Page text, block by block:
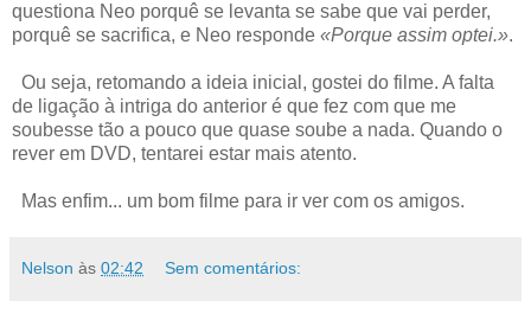
questiona Neo porquê se levanta se sabe que vai perder,
porquê se sacrifica, e Neo responde «Porque assim optei.».
Ou seja, retomando a ideia inicial, gostei do filme. A falta
de ligação à intriga do anterior é que fez com que me
soubesse tão a pouco que quase soube a nada. Quando o
rever em DVD, tentarei estar mais atento.
Mas enfim... um bom filme para ir ver com os amigos.
Nelson às 02:42 Sem comentários: